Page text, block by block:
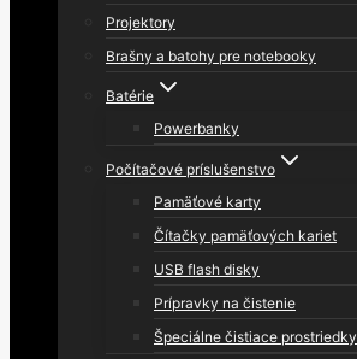
Projektory
Brašny a batohy pre notebooky
Batérie
Powerbanky
Počítačové príslušenstvo
Pamäťové karty
Čítačky pamäťových kariet
USB flash disky
Prípravky na čistenie
Špeciálne čistiace prostriedky